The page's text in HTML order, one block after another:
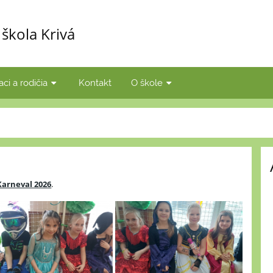
Krivá
a rodičia Kontakt O škole
2026.